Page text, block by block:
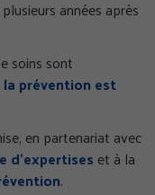
années après
soins sont
la prévention est
en partenariat avec
d’expertises et à la
.